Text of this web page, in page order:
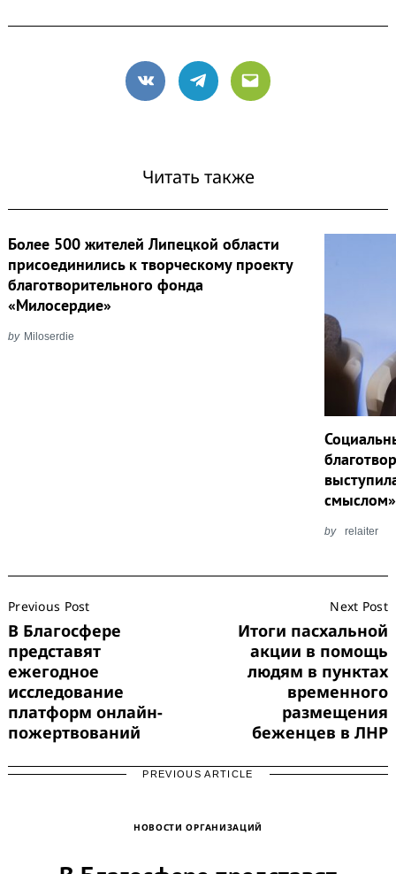
VK Telegram
Email
Читать также
Более 500 жителей Липецкой области
присоединились к творческому проекту
благотворительного фонда
«Милосердие»
by Miloserdie
смыслом»
by relaiter
Navigation
Previous Post
В Благосфере
представят
ежегодное
исследование
платформ онлайн-
пожертвований
Next Post
Итоги пасхальной
акции в помощь
людям в пунктах
временного
размещения
беженцев в ЛНР
PREVIOUS ARTICLE
НОВОСТИ ОРГАНИЗАЦИЙ